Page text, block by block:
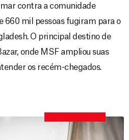
contra a comunidade
660 mil pessoas fugiram para o
O principal destino de
onde MSF ampliou suas
os recém-chegados.